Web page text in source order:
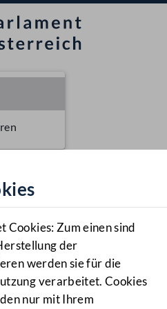
Cookies: Zum einen sind
der
werden sie für die
verarbeitet. Cookies
nur mit Ihrem